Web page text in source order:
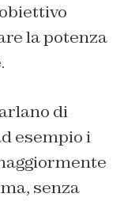
la potenza
di
esempio i
senza